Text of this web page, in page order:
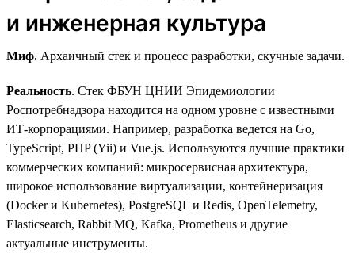
и инженерная культура
Миф. Архаичный стек и процесс разработки, скучные задачи.
Реальность. Стек ФБУН ЦНИИ Эпидемиологии
Роспотребнадзора находится на одном уровне с известными
ИТ-корпорациями. Например, разработка ведется на Go,
TypeScript, PHP (Yii) и Vue.js. Используются лучшие практики
коммерческих компаний: микросервисная архитектура,
широкое использование виртуализации, контейнеризация
(Docker и Kubernetes), PostgreSQL и Redis, OpenTelemetry,
Elasticsearch, Rabbit MQ, Kafka, Prometheus и другие
актуальные инструменты.